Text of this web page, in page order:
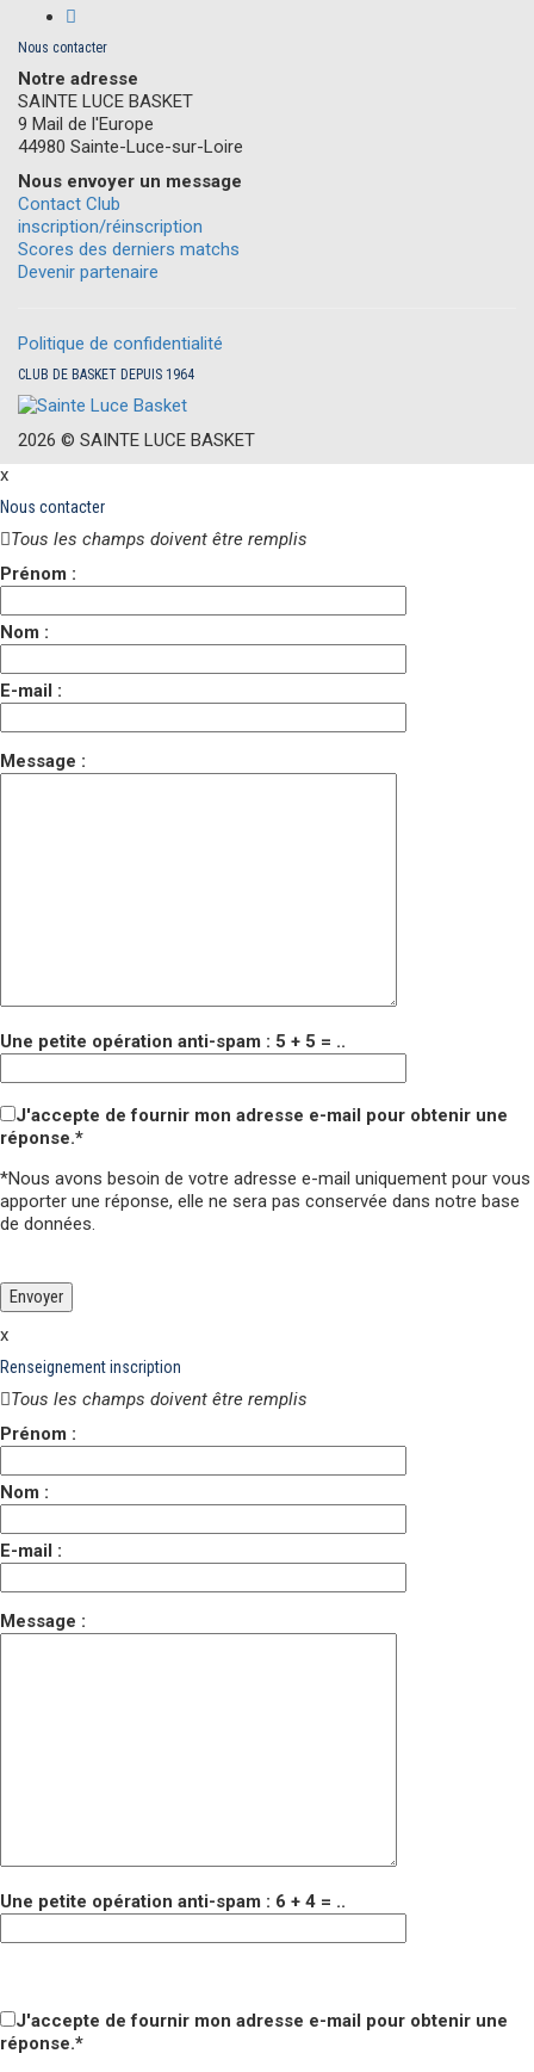
Nous contacter
Notre adresse
SAINTE LUCE BASKET
9 Mail de l'Europe
44980 Sainte-Luce-sur-Loire
Nous envoyer un message
Contact Club
inscription/réinscription
Scores des derniers matchs
Devenir partenaire
Politique de confidentialité
CLUB DE BASKET DEPUIS 1964
2026 © SAINTE LUCE BASKET
x
Nous contacter
Tous les champs doivent être remplis
Prénom :
Nom :
E-mail :
Message :
Une petite opération anti-spam : 5 + 5 = ..
J'accepte de fournir mon adresse e-mail pour obtenir une
réponse.*
*Nous avons besoin de votre adresse e-mail uniquement pour vous
apporter une réponse, elle ne sera pas conservée dans notre base
de données.
Veuillez laisser ce champ vide.
x
Renseignement inscription
Tous les champs doivent être remplis
Prénom :
Nom :
E-mail :
Message :
Une petite opération anti-spam : 6 + 4 = ..
J'accepte de fournir mon adresse e-mail pour obtenir une
réponse.*